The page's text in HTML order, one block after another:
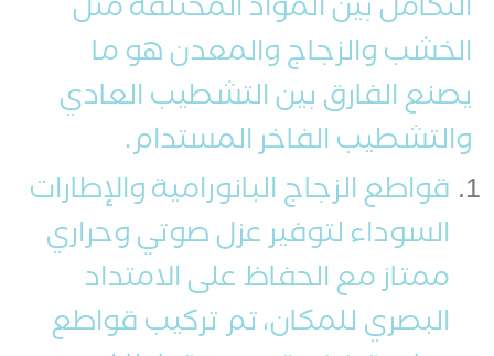
التكامل بين المواد المختلفة مثل
الخشب والزجاج والمعدن هو ما
يصنع الفارق بين التشطيب العادي
والتشطيب الفاخر المستدام.
قواطع الزجاج البانورامية والإطارات
السوداء لتوفير عزل صوتي وحراري
ممتاز مع الحفاظ على الامتداد
البصري للمكان، تم تركيب قواطع